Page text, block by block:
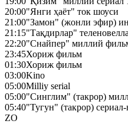
20:00"Янги ҳаёт" ток шоуси
21:00"Замон" (жонли эфир)
21:15"Тақдирлар"
22:20"Снайпер" миллий
23:45Хориж фильм
01:30Хориж фильм
03:00Kino
05:00Milliy serial
05:00"Синглим" (такрор)
05:40"Тугун" (такрор) сериал-
ZO